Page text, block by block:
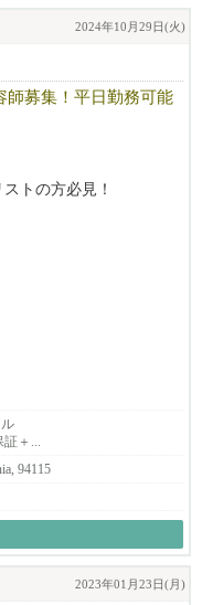
2024年10月29日(火)
師募集！平日勤務可能
トの方必見！
書類審査の上ご連絡さ
＋...
94115
2023年01月23日(月)